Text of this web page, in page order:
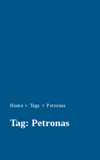
Home Tags Petronas
Tag: Petronas